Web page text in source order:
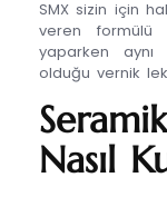
SMX sizin için
veren
yaparken aynı
olduğu vernik
Nasıl